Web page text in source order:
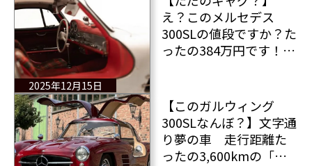
2025年12月15日
え？このメルセデス
300SLの値段ですか？た
ったの384万円です！た
も購入されますか？
【このガルウィング
300SLなんぼ？】文字通
り夢の車 走行距離た
ったの3,600kmの「メ